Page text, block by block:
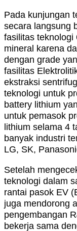
Pada kunjungan
secara langsung
fasilitas teknologi
mineral karena
dengan grade
fasilitas
ekstraksi
teknologi untuk
battery lithium
untuk pemasok
lithium selama 4
banyak industri
LG, SK,
Setelah
teknologi dalam
rantai pasok EV
juga mendorong
pengembangan
bekerja sama